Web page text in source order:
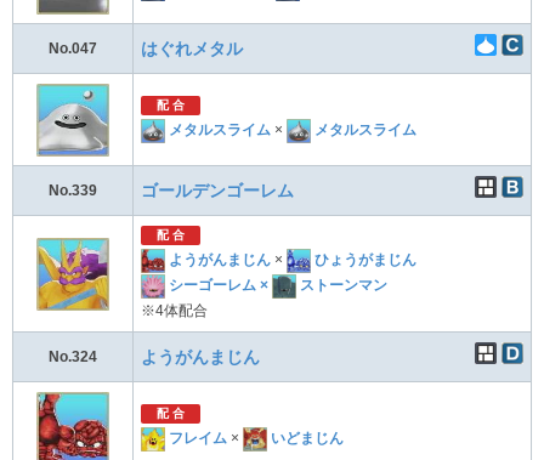
No.047 はぐれメタル
配 合
メタルスライム × メタルスライム
No.339 ゴールデンゴーレム
配 合
ようがんまじん ×
ひょうがまじん
シーゴーレム ×
ストーンマン
※4体配合
No.324 ようがんまじん
配 合
フレイム × いどまじん